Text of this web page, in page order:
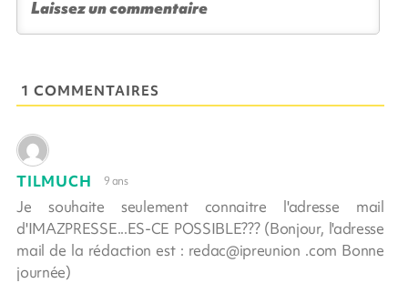
1 COMMENTAIRES
TILMUCH 9 ans
Je souhaite seulement connaitre l'adresse mail
d'IMAZPRESSE...ES-CE POSSIBLE??? (Bonjour, l'adresse
mail de la rédaction est : redac@ipreunion .com Bonne
journée)